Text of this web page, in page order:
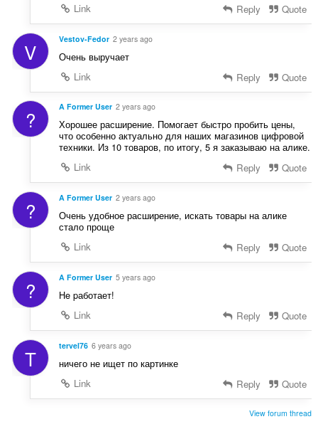
Link
Reply Quote
V Vestov-Fedor 2 years ago
Очень выручает
Link
Reply Quote
? A Former User 2 years ago
Хорошее расширение. Помогает быстро пробить цены,
что особенно актуально для наших магазинов цифровой
техники. Из 10 товаров, по итогу, 5 я заказываю на алике.
Link
Reply Quote
? A Former User 2 years ago
Очень удобное расширение, искать товары на алике
стало проще
Link
Reply Quote
? A Former User 5 years ago
He pаботает!
Link
Reply Quote
T tervel76 6 years ago
ничего не ищет по картинке
Link
Reply Quote
View forum thread